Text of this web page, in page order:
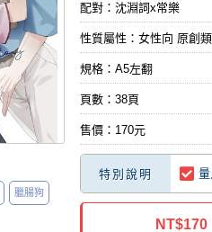
臘腸狗
配對：沈淵詞x常樂
性質屬性：女性向 原創
規格：A5左翻
頁數：38頁
售價：170元
特別說明 量
NT$170